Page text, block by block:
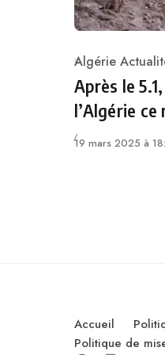
Category
Algérie
Après le
l’Algérie ce
19 mars 2025 à
Accueil
Politique de